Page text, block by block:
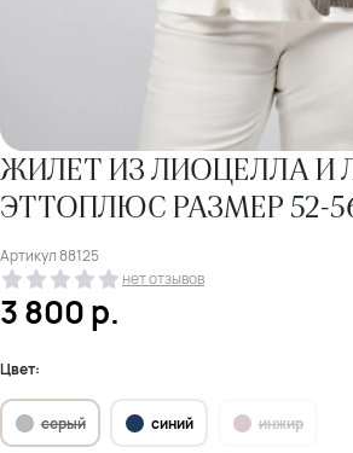
ЖИЛЕТ ИЗ ЛИОЦЕЛЛА И
ЭТТОПЛЮС РАЗМЕР 52-
Артикул88125
нет отзывов
3 800р.
Цвет:
серый синий инжир